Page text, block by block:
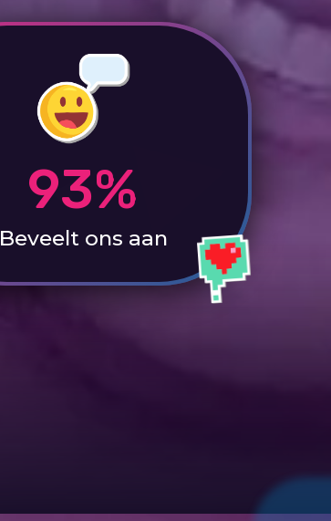
93%
Beveelt ons aan